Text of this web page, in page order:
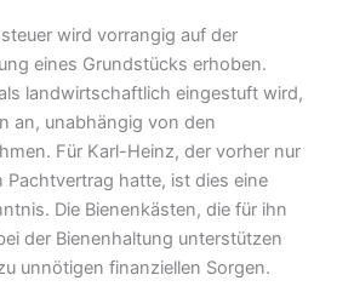
wird vorrangig auf der
eines Grundstücks erhoben.
landwirtschaftlich eingestuft wird,
an, unabhängig von den
Für Karl-Heinz, der vorher nur
Pachtvertrag hatte, ist dies eine
Die Bienenkästen, die für ihn
der Bienenhaltung unterstützen
unnötigen finanziellen Sorgen.